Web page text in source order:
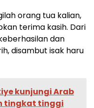
orang tua kalian,
terima kasih. Dari
dan
disambut isak haru
kunjungi Arab
tingkat tinggi